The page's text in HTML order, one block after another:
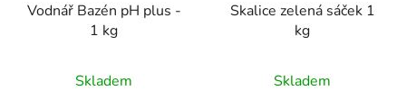
Vodnář Bazén pH plus -
1 kg
Skladem
Skalice zelená sáček 1
kg
Skladem